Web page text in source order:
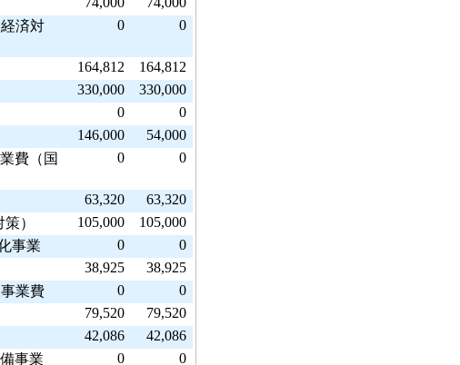
済対
0 0
164,812
164,812
330,000
330,000
0
0
146,000
54,000
費（国
0 0
63,320
63,320
）
105,000
105,000
事業
0
0
38,925
38,925
業費
0
0
79,520
79,520
42,086
42,086
事業
0
0